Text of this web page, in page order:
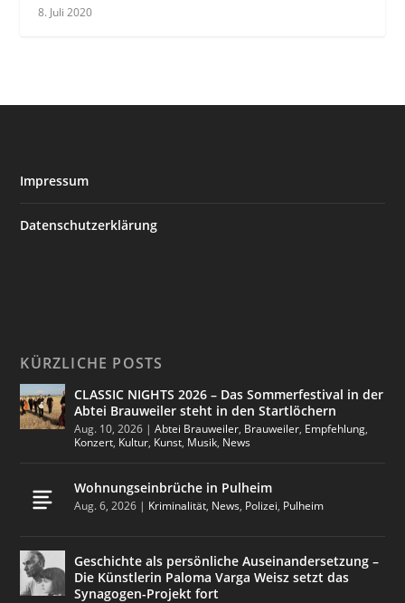
8. Juli 2020
Impressum
Datenschutzerklärung
KÜRZLICHE POSTS
CLASSIC NIGHTS 2026 – Das Sommerfestival in der
Abtei Brauweiler steht in den Startlöchern
Aug. 10, 2026 |Abtei Brauweiler, Brauweiler, Empfehlung,
Konzert, Kultur, Kunst, Musik, News
Wohnungseinbrüche in Pulheim
Aug. 6, 2026 | Kriminalität, News, Polizei, Pulheim
Geschichte als persönliche Auseinandersetzung –
Die Künstlerin Paloma Varga Weisz setzt das
Synagogen-Projekt fort